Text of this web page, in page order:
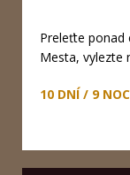
Preleťte ponad
Mesta, vylezte
10 DNÍ / 9